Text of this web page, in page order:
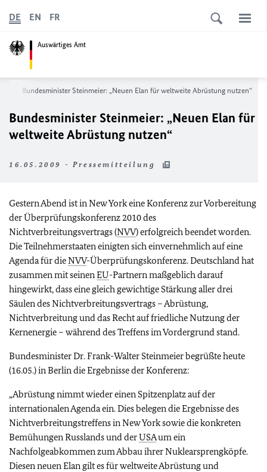
Auswärtiges Amt
DE EN FR
Bundesminister Steinmeier: „Neuen Elan für weltweite Abrüstung nutzen“
Bundesminister Steinmeier: „Neuen Elan für
weltweite Abrüstung nutzen“
16.05.2009 - Pressemitteilung
Gestern Abend ist in New York eine Konferenz zur Vorbereitung
der Überprüfungskonferenz 2010 des
Nichtverbreitungsvertrags (NVV) erfolgreich beendet worden.
Die Teilnehmerstaaten einigten sich einvernehmlich auf eine
Agenda für dieNVV-Überprüfungskonferenz. Deutschland hat
zusammen mit seinenEU-Partnern maßgeblich darauf
hingewirkt, dass eine gleich gewichtige Stärkung aller drei
Säulen des Nichtverbreitungsvertrags – Abrüstung,
Nichtverbreitung und das Recht auf friedliche Nutzung der
Kernenergie – während des Treffens im Vordergrund stand.
Bundesminister Dr. Frank-Walter Steinmeier begrüßte heute
(16.05.) in Berlin die Ergebnisse der Konferenz:
„Abrüstung nimmt wieder einen Spitzenplatz auf der
internationalen Agenda ein. Dies belegen die Ergebnisse des
Nichtverbreitungstreffens in New York sowie die konkreten
Bemühungen Russlands und derUSAum ein
Nachfolgeabkommen zum Abbau ihrer Nuklearsprengköpfe.
Diesen neuen Elan gilt es für weltweite Abrüstung und